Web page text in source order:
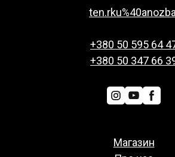
+380 50 595 64
+380 50 347 66
Магазин